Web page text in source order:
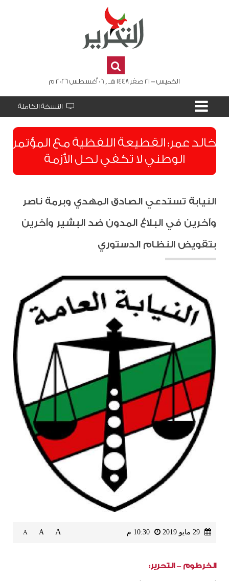
الخميس - 21 صفر 1448 هـ , 06 أغسطس 2026 م
النسخة الكاملة
​خالد عمر: القطيعة اللفظية مع المؤتمر
الوطني لا تكفي لحل الأزمة
النيابة تستدعي الصادق المهدي وبرمة ناصر
وآخرين في البلاغ المدون ضد البشير وآخرين
بتقويض النظام الدستوري
A
A
A
الخرطوم – التحرير: